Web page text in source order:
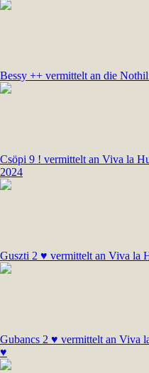
Bessy ++ vermittelt an die
Csöpi 9 ! vermittelt an Viva la
2024
Guszti 2 ♥ vermittelt an Viva la
Gubancs 2 ♥ vermittelt an Viva
♥